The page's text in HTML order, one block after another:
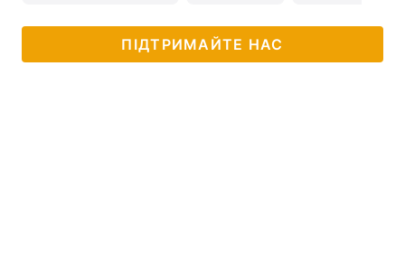
ПІДТРИМАЙТЕ НАС